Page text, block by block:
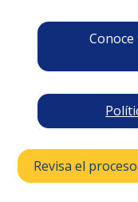
Revisa el